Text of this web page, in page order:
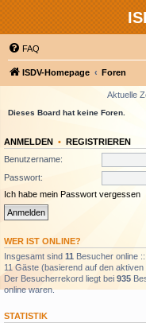
FAQ
ISDV-Homepage Foren
Aktuelle
Dieses Board hat keine Foren.
ANMELDEN • REGISTRIEREN
Benutzername:
Passwort:
Ich habe mein Passwort vergessen
WER IST ONLINE?
Insgesamt sind 11 Besucher online
11 Gäste (basierend auf den
Der Besucherrekord liegt bei 935
online waren.
STATISTIK